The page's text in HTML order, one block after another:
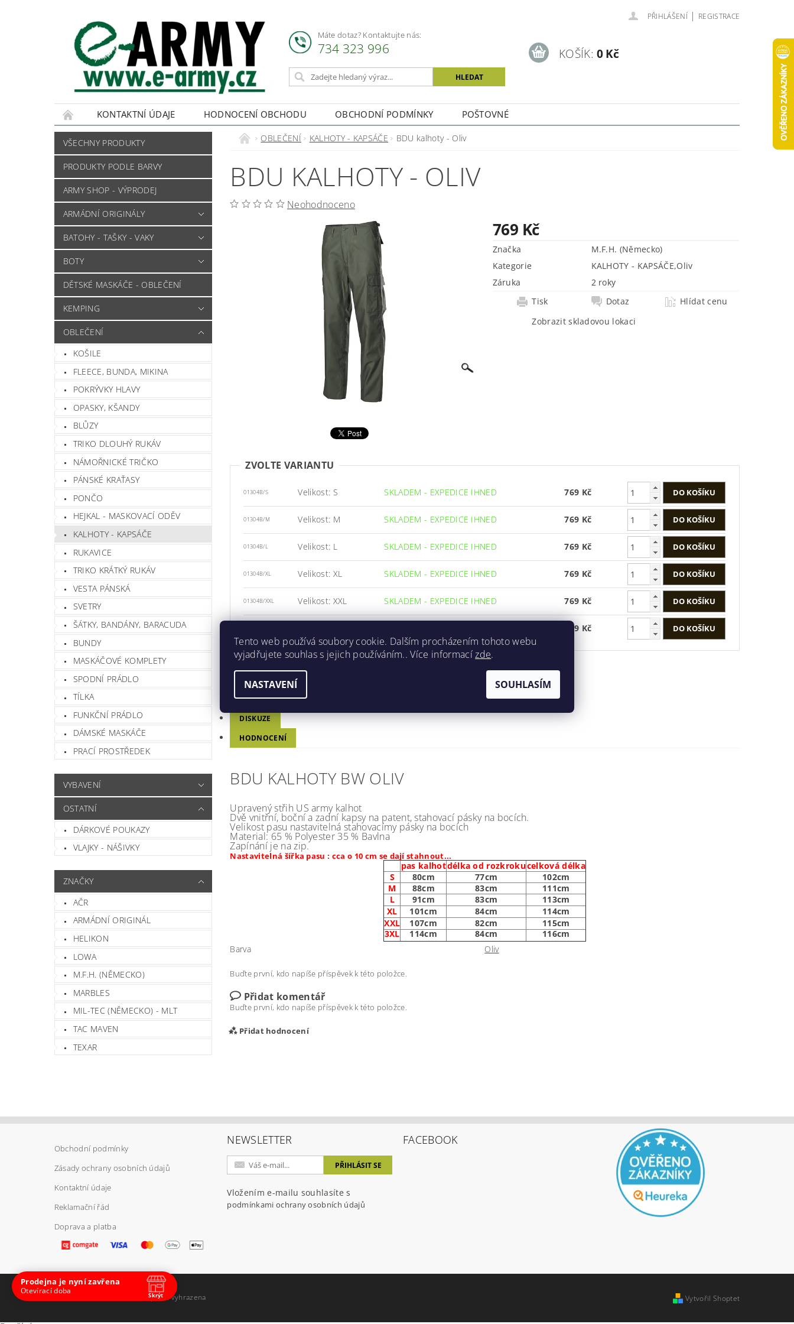
Máte dotaz? Kontaktujte nás:
734 323 996
PŘIHLÁŠENÍ | REGISTRACE
KOŠÍK: 0 Kč
KONTAKTNÍ ÚDAJE HODNOCENÍ OBCHODU OBCHODNÍ PODMÍNKY POŠTOVNÉ
VŠECHNY PRODUKTY
PRODUKTY PODLE BARVY
ARMY SHOP - VÝPRODEJ
ARMÁDNÍ ORIGINÁLY
BATOHY - TAŠKY - VAKY
BOTY
DĚTSKÉ MASKÁČE - OBLEČENÍ
KEMPING
OBLEČENÍ
KOŠILE
FLEECE, BUNDA, MIKINA
POKRÝVKY HLAVY
OPASKY, KŠANDY
BLŮZY
TRIKO DLOUHÝ RUKÁV
NÁMOŘNICKÉ TRIČKO
PÁNSKÉ KRAŤASY
PONČO
HEJKAL - MASKOVACÍ ODĚV
KALHOTY - KAPSÁČE
RUKAVICE
TRIKO KRÁTKÝ RUKÁV
VESTA PÁNSKÁ
SVETRY
ŠÁTKY, BANDÁNY, BARACUDA
BUNDY
MASKÁČOVÉ KOMPLETY
SPODNÍ PRÁDLO
TÍLKA
FUNKČNÍ PRÁDLO
DÁMSKÉ MASKÁČE
PRACÍ PROSTŘEDEK
VYBAVENÍ
OSTATNÍ
DÁRKOVÉ POUKAZY
VLAJKY - NÁŠIVKY
ZNAČKY
AČR
ARMÁDNÍ ORIGINÁL
HELIKON
LOWA
M.F.H. (NĚMECKO)
MARBLES
MIL-TEC (NĚMECKO) - MLT
TAC MAVEN
TEXAR
OBLEČENÍ KALHOTY - KAPSÁČE BDU kalhoty - Oliv
BDU KALHOTY - OLIV
Neohodnoceno
769 Kč
Značka
M.F.H. (Německo)
Kategorie
KALHOTY - KAPSÁČE,Oliv
Záruka
2 roky
Tisk
Dotaz
Hlídat cenu
Zobrazit skladovou lokaci
ZVOLTE VARIANTU
01304B/S Velikost: S SKLADEM - EXPEDICE IHNED 769 Kč
01304B/M Velikost: M SKLADEM - EXPEDICE IHNED 769 Kč
01304B/L Velikost: L SKLADEM - EXPEDICE IHNED 769 Kč
01304B/XL Velikost: XL SKLADEM - EXPEDICE IHNED 769 Kč
01304B/XXL Velikost: XXL SKLADEM - EXPEDICE IHNED 769 Kč
769 Kč
POPIS
PARAMETRY
DISKUZE
HODNOCENÍ
BDU KALHOTY BW OLIV
Upravený střih US army kalhot
Dvě vnitřní, boční a zadní kapsy na patent, stahovací pásky na bocích.
Velikost pasu nastavitelná stahovacímy pásky na bocích
Material: 65 % Polyester 35 % Bavlna
Zapínání je na zip.
Nastavitelná šířka pasu : cca o 10 cm se dají stahnout...
pas kalhotdélka od rozkrokucelková délka
S
80cm 77cm
102cm
M
88cm 83cm
111cm
L
91cm 83cm
113cm
XL
101cm 84cm
114cm
XXL
107cm 82cm
115cm
3XL
114cm 84cm
116cm
Barva
Oliv
Buďte první, kdo napíše příspěvek k této položce.
Přidat komentář
Buďte první, kdo napíše příspěvek k této položce.
Přidat hodnocení
Obchodní podmínky
Zásady ochrany osobních údajů
Kontaktní údaje
Reklamační řád
Doprava a platba
NEWSLETTER
Vložením e-mailu souhlasíte s
podmínkami ochrany osobních údajů
FACEBOOK
, všechna práva vyhrazena Vytvořil Shoptet
Prodejna je nyní zavřena
Otevírací doba
Skrýt
Tento web používá soubory cookie. Dalším procházením tohoto webu
vyjadřujete souhlas s jejich používáním.. Více informacízde.
NASTAVENÍ SOUHLASÍM